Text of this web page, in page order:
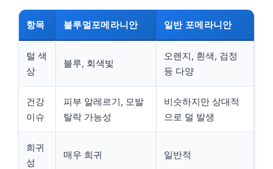
항목 블루멀포메라니안 일반 포메라니안
털 색
상
블루, 회색빛
오렌지, 흰색, 검정
등 다양
건강
이슈
피부 알레르기, 모발
탈락 가능성
비슷하지만 상대적
으로 덜 발생
희귀
성
매우 희귀 일반적